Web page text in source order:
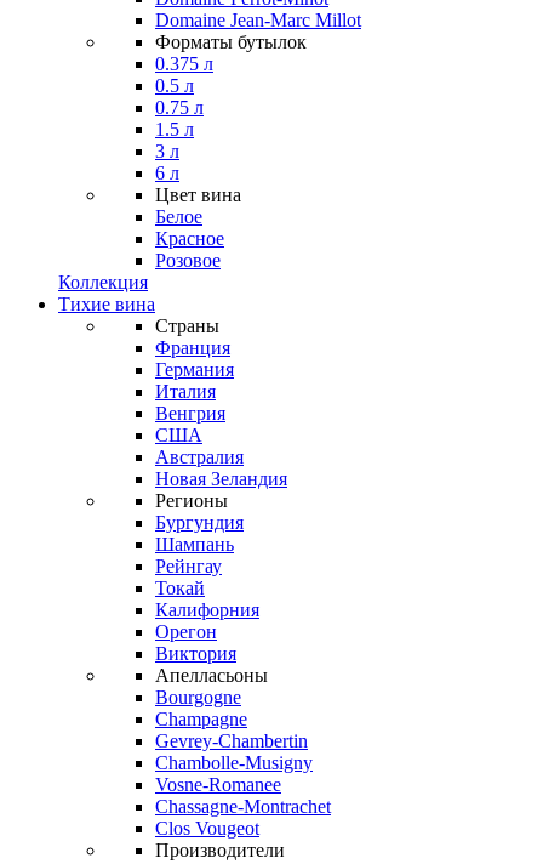
Domaine Jean-Marc Millot
Форматы бутылок
0.375 л
0.5 л
0.75 л
1.5 л
3 л
6 л
Цвет вина
Белое
Красное
Розовое
Коллекция
Тихие вина
Страны
Франция
Германия
Италия
Венгрия
США
Австралия
Новая Зеландия
Регионы
Бургундия
Шампань
Рейнгау
Токай
Калифорния
Орегон
Виктория
Апелласьоны
Bourgogne
Champagne
Gevrey-Chambertin
Chambolle-Musigny
Vosne-Romanee
Chassagne-Montrachet
Clos Vougeot
Производители